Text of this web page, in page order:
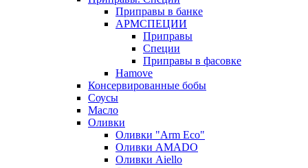
Приправы в банке
АРМСПЕЦИИ
Приправы
Специи
Приправы в фасовке
Hamove
Консервированные бобы
Соусы
Масло
Оливки
Оливки "Arm Eco"
Оливки AMADO
Оливки Aiello